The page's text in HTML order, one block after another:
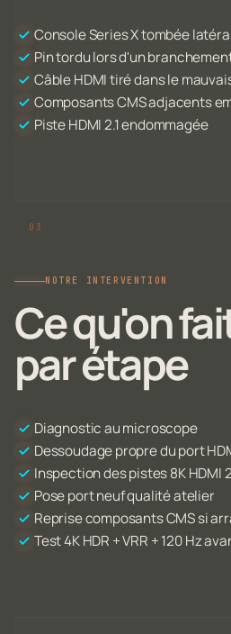
Console Series X tombée
Pin tordu lors d'un
Câble HDMI tiré dans le
Composants CMS adjacents
Piste HDMI 2.1 endommagée
NOTRE INTERVENTION
Ce qu'on
par étape
Diagnostic au microscope
Dessoudage propre du port
Inspection des pistes 8K HDMI
Pose port neuf qualité atelier
Reprise composants CMS si
Test 4K HDR + VRR + 120 Hz